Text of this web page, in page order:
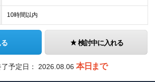
10時間以内
検討中に入れる
予定日： 2026.08.06 本日まで